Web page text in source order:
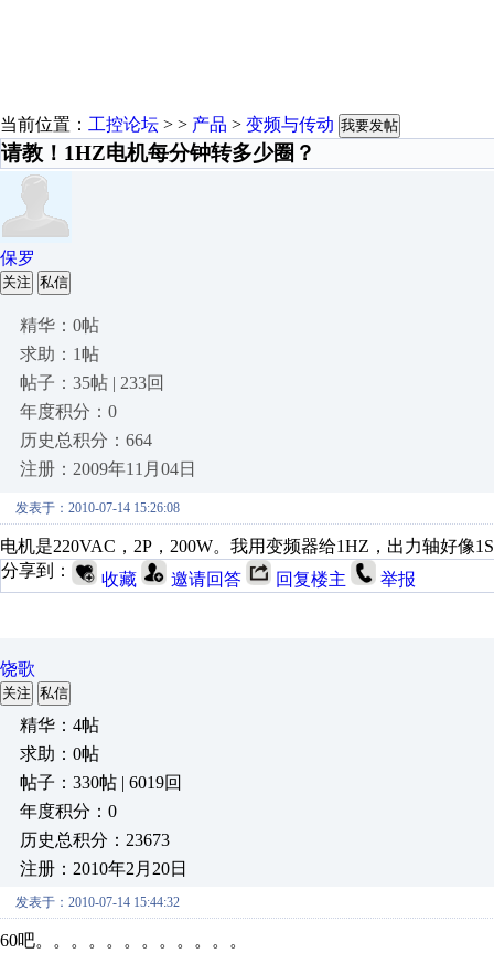
当前位置： 工控论坛 > > 产品 > 变频与传动 我要发帖
请教！1HZ电机每分钟转多少圈？
保罗
关注 私信
精华：0帖
求助：1帖
帖子：35帖 | 233回
年度积分：0
历史总积分：664
注册：2009年11月04日
发表于：2010-07-14 15:26:08
电机是220VAC，2P，200W。我用变频器给1HZ，出力轴好像
分享到：
收藏 邀请回答 回复楼主 举报
饶歌
关注 私信
精华：4帖
求助：0帖
帖子：330帖 | 6019回
年度积分：0
历史总积分：23673
注册：2010年2月20日
发表于：2010-07-14 15:44:32
60吧。。。。。。。。。。。。